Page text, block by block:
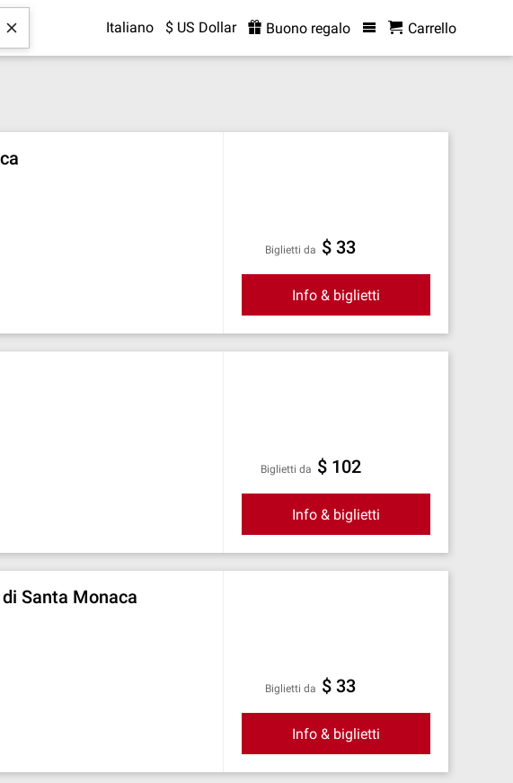
Italiano $ US Dollar Buono regalo Carrello
Biglietti da $ 33
Info & biglietti
Biglietti da $ 102
Info & biglietti
Santa Monaca
Biglietti da $ 33
Info & biglietti